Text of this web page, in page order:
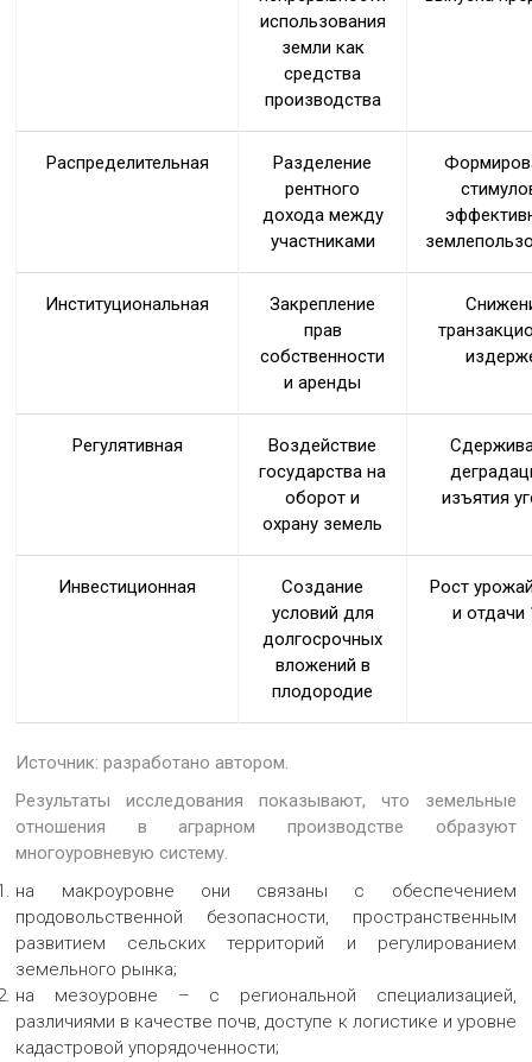
использования
земли как
средства
производства
Распределительная
Разделение
рентного
дохода между
участниками
Институциональная
Закрепление
прав
собственности
и аренды
Регулятивная
Воздействие
государства на
оборот и
охрану земель
изъятия
Инвестиционная
Создание
условий для
долгосрочных
вложений в
плодородие
Рост
и отдачи
Источник: разработано автором.
Результаты исследования показывают, что земельные
отношения в аграрном производстве образуют
многоуровневую систему.
на макроуровне они связаны с обеспечением
продовольственной безопасности, пространственным
развитием сельских территорий и регулированием
земельного рынка;
на мезоуровне – с региональной специализацией,
различиями в качестве почв, доступе к логистике и уровне
кадастровой упорядоченности;